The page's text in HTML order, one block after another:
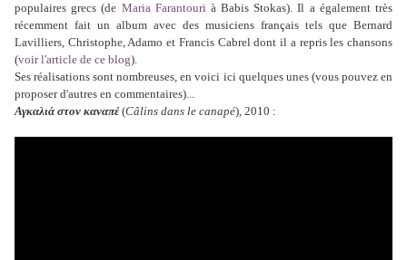
populaires grecs (de Maria Farantourià Babis Stokas). Il a également très
récemment fait un album avec des musiciens français tels que Bernard
Lavilliers, Christophe, Adamo et Francis Cabrel dont il a repris les chansons
(voir l'article de ce blog).
Ses réalisations sont nombreuses, en voici ici quelques unes (vous pouvez en
proposer d'autres en commentaires)...
Αγκαλιά στον καναπέ(Câlins dans le canapé), 2010 :